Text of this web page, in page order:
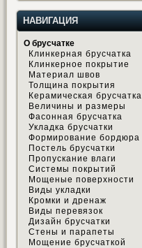
НАВИГАЦИЯ
О брусчатке
Клинкерная брусчатка
Клинкерное покрытие
Материал швов
Толщина покрытия
Керамическая брусчатка
Величины и размеры
Фасонная брусчатка
Укладка брусчатки
Формирование бордюра
Постель брусчатки
Пропускание влаги
Системы покрытий
Мощеные поверхности
Виды укладки
Кромки и дренаж
Виды перевязок
Дизайн брусчатки
Стены и парапеты
Мощение брусчаткой